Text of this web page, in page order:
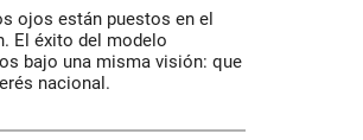
ojos están puestos en el
El éxito del modelo
bajo una misma visión: que
nacional.